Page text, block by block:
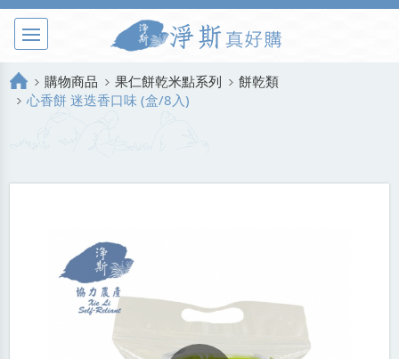
購物商品 果仁餅乾米點系列
餅乾類
心香餅 迷迭香口味 (盒/8入)